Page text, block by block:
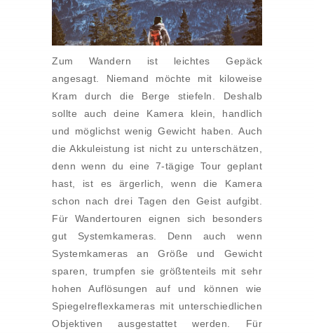
Zum Wandern ist leichtes Gepäck
angesagt. Niemand möchte mit kiloweise
Kram durch die Berge stiefeln. Deshalb
sollte auch deine Kamera klein, handlich
und möglichst wenig Gewicht haben. Auch
die Akkuleistung ist nicht zu unterschätzen,
denn wenn du eine 7-tägige Tour geplant
hast, ist es ärgerlich, wenn die Kamera
schon nach drei Tagen den Geist aufgibt.
Für Wandertouren eignen sich besonders
gut Systemkameras. Denn auch wenn
Systemkameras an Größe und Gewicht
sparen, trumpfen sie größtenteils mit sehr
hohen Auflösungen auf und können wie
Spiegelreflexkameras mit unterschiedlichen
Objektiven ausgestattet werden. Für